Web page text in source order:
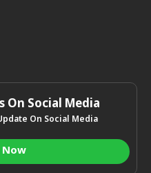
On Social Media
On Social Media
Now